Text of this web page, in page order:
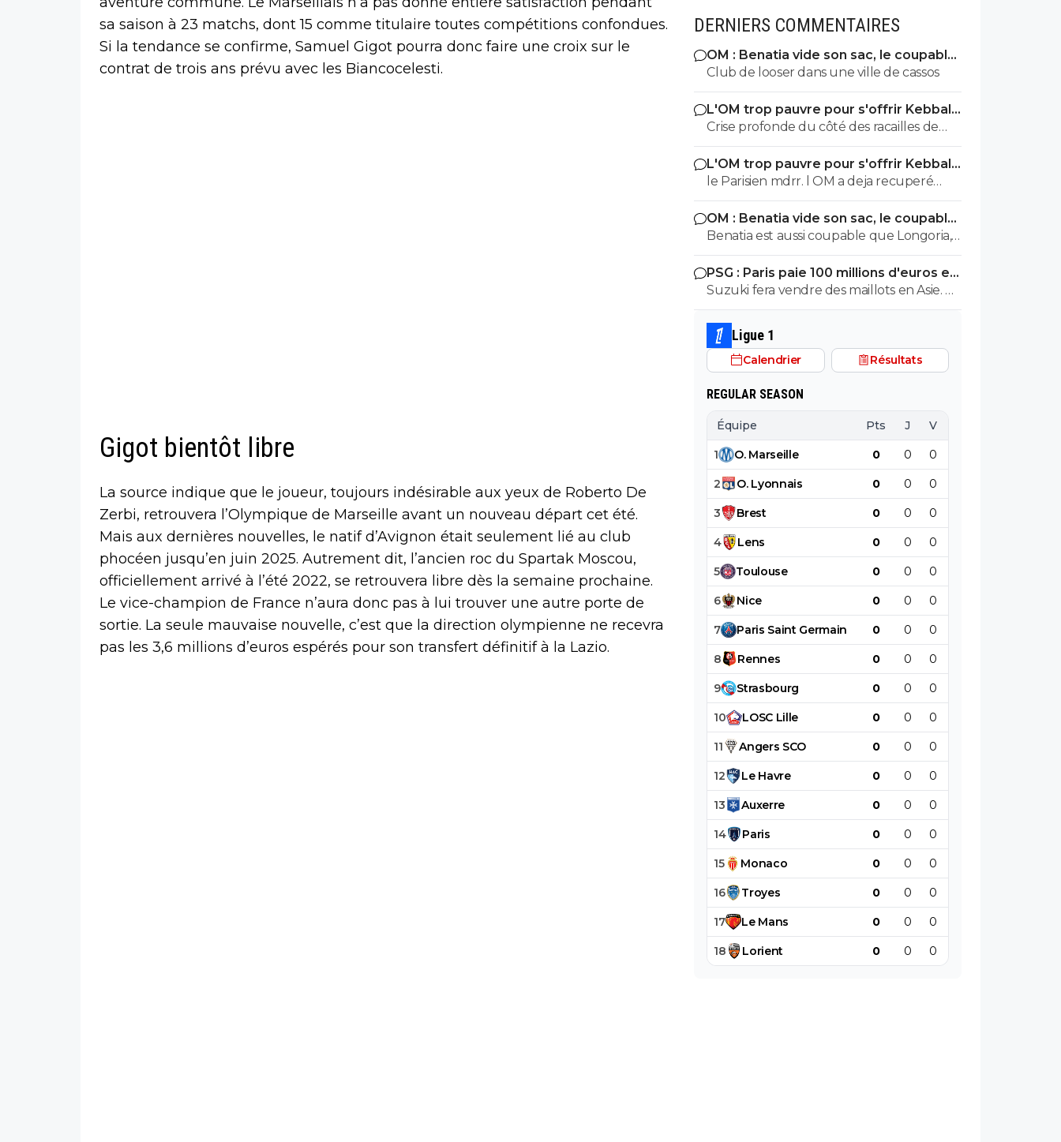
sa saison à 23 matchs, dont 15 comme titulaire toutes compétitions confondues.
Si la tendance se confirme, Samuel Gigot pourra donc faire une croix sur le
contrat de trois ans prévu avec les Biancocelesti.
Gigot bientôt libre
La source indique que le joueur, toujours indésirable aux yeux de Roberto De
Zerbi, retrouvera l’Olympique de Marseille avant un nouveau départ cet été.
Mais aux dernières nouvelles, le natif d’Avignon était seulement lié au club
phocéen jusqu’en juin 2025. Autrement dit, l’ancien roc du Spartak Moscou,
officiellement arrivé à l’été 2022, se retrouvera libre dès la semaine prochaine.
Le vice-champion de France n’aura donc pas à lui trouver une autre porte de
sortie. La seule mauvaise nouvelle, c’est que la direction olympienne ne recevra
pas les 3,6 millions d’euros espérés pour son transfert définitif à la Lazio.
DERNIERS COMMENTAIRES
OM : Benatia vide son sac, le coupable
prend cher
Club de looser dans une ville de cassos
L'OM trop pauvre pour s'offrir Kebbal,
c'est officiel
Crise profonde du côté des racailles de
Marseille 😍
L'OM trop pauvre pour s'offrir Kebbal,
c'est officiel
le Parisien mdrr. l OM a deja recuperé
80M.+ Aguerd quasi officiel. Hodgberg en
discussions avancees, Gomez pareil. donc
le blabla ca va. les articles de merde
chaaue jour c est marrant mais ca va 5 mn
OM : Benatia vide son sac, le coupable
prend cher
Benatia est aussi coupable que Longoria,
ils ont joué au foot mercato sans
construire quelque chose
PSG : Paris paie 100 millions d'euros et
valide un gros départ
Suzuki fera vendre des maillots en Asie. Ce
ne sont pas les russes qui acheteront
ceux de Safonov ni les europeens ceux
de Chevalier. Quant aux autres acheteurs
ils s’en foutent des trois ...
Ligue 1
Calendrier Résultats
REGULAR SEASON
Équipe Pts J V
1 O. Marseille 0 0 0
2 O. Lyonnais 0 0 0
3 Brest 0 0 0
4 Lens 0 0 0
5 Toulouse 0 0 0
6 Nice 0 0 0
7 Paris Saint Germain 0 0 0
8 Rennes 0 0 0
9 Strasbourg 0 0 0
10 LOSC Lille 0 0 0
11 Angers SCO 0 0 0
12 Le Havre 0 0 0
13 Auxerre 0 0 0
14 Paris 0 0 0
15 Monaco 0 0 0
16 Troyes 0 0 0
17 Le Mans 0 0 0
18 Lorient 0 0 0